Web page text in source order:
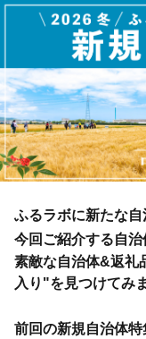
ふるラボに新たな
今回ご紹介する自治
素敵な自治体&返礼
入り"を見つけてみ
前回の新規自治体特